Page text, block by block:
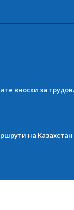
вноски за
на Казахстан